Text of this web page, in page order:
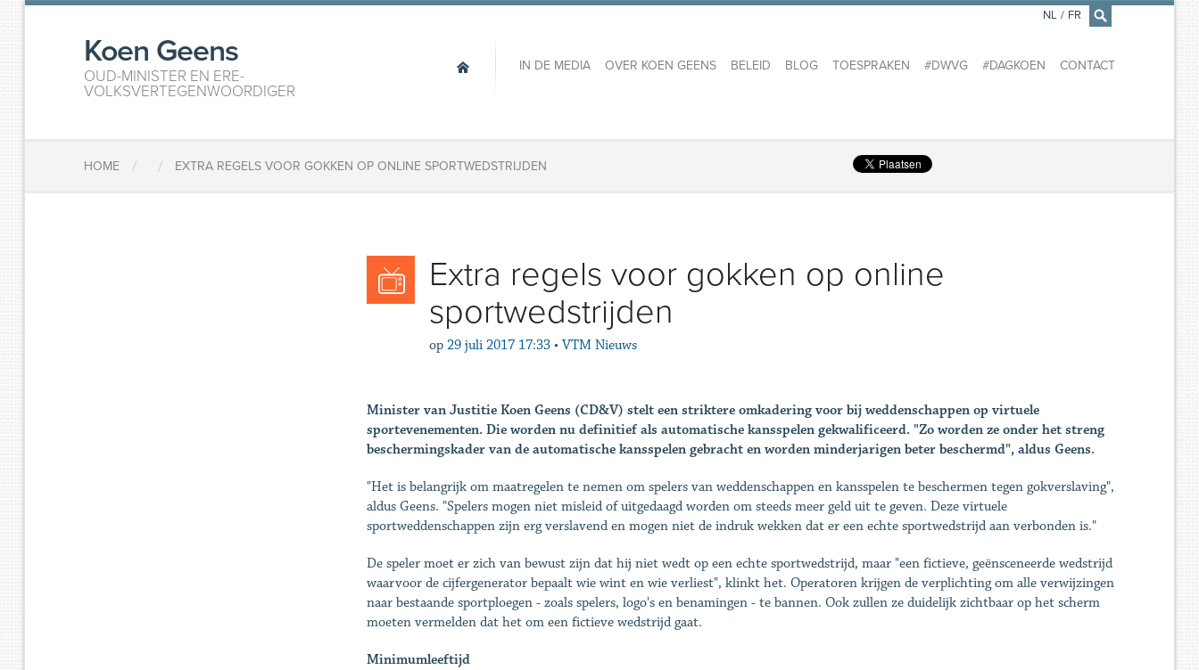
×
Koen Geens
OUD-MINISTER EN ERE-
VOLKSVERTEGENWOORDIGER
IN DE MEDIA OVER KOEN GEENS BELEID BLOG TOESPRAKEN #DWVG #DAGKOEN CONTACT
NL / FR
HOME / / EXTRA REGELS VOOR GOKKEN OP ONLINE SPORTWEDSTRIJDEN
Extra regels voor gokken op online
sportwedstrijden
op 29 juli 2017 17:33 • VTM Nieuws
Minister van Justitie Koen Geens (CD&V) stelt een striktere omkadering voor bij weddenschappen op virtuele
sportevenementen. Die worden nu definitief als automatische kansspelen gekwalificeerd. "Zo worden ze onder het streng
beschermingskader van de automatische kansspelen gebracht en worden minderjarigen beter beschermd", aldus Geens.
"Het is belangrijk om maatregelen te nemen om spelers van weddenschappen en kansspelen te beschermen tegen gokverslaving",
aldus Geens. "Spelers mogen niet misleid of uitgedaagd worden om steeds meer geld uit te geven. Deze virtuele
sportweddenschappen zijn erg verslavend en mogen niet de indruk wekken dat er een echte sportwedstrijd aan verbonden is."
De speler moet er zich van bewust zijn dat hij niet wedt op een echte sportwedstrijd, maar "een fictieve, geënsceneerde wedstrijd
waarvoor de cijfergenerator bepaalt wie wint en wie verliest", klinkt het. Operatoren krijgen de verplichting om alle verwijzingen
naar bestaande sportploegen - zoals spelers, logo's en benamingen - te bannen. Ook zullen ze duidelijk zichtbaar op het scherm
moeten vermelden dat het om een fictieve wedstrijd gaat.
Minimumleeftijd